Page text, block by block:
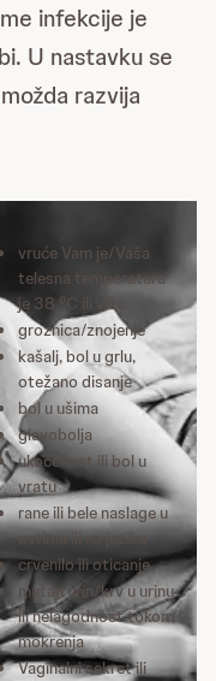
infekcije je
U nastavku se
razvija
vruće Vam je/Vaša
telesna temperatura
je 38 ºC ili viša
groznica/znojenje
kašalj, bol u grlu,
otežano disanje
bol u ušima
glavobolja
ukočenost ili bol u
vratu
rane ili bele naslage u
ustima ili na jeziku
crvenilo ili oticanje
mutan urin/krv u urinu
ili nelagodnost tokom
mokrenja
Vaginalni sekret ili